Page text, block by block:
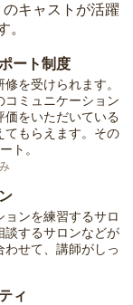
キャストが活躍
。
ート制度
を受けられます。
コミュニケーション
価をいただいている
てもらえます。その
ト。
ンを練習するサロ
談するサロンなどが
せて、講師がしっ
ィ